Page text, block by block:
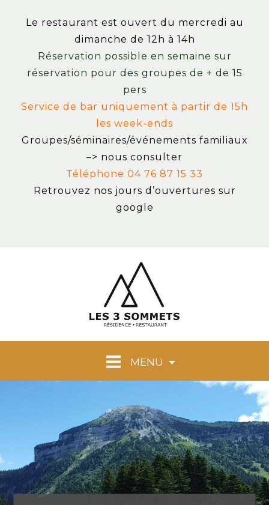
Le restaurant est ouvert du mercredi au
dimanche de 12h à 14h
Réservation possible en semaine sur
réservation pour des groupes de + de 15
pers
Service de bar uniquement à partir de 15h
les week-ends
Groupes/séminaires/événements familiaux
–> nous consulter
Téléphone 04 76 87 15 33
Retrouvez nos jours d’ouvertures sur
google
MENU